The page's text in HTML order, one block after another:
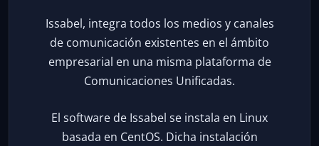
Issabel, integra todos los medios y canales
de comunicación existentes en el ámbito
empresarial en una misma plataforma de
Comunicaciones Unificadas.
El software de Issabel se instala en Linux
basada en CentOS. Dicha instalación